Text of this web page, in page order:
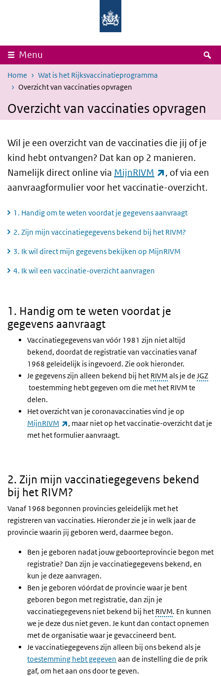
Overslaan en naar de inhoud gaan
Menu
Home
Wat is het Rijksvaccinatieprogramma
Overzicht van vaccinaties opvragen
Overzicht van vaccinaties opvragen
Wil je een overzicht van de vaccinaties die jij of je
kind hebt ontvangen? Dat kan op 2 manieren.
Namelijk direct online via MijnRIVM (externe link)
, of via een
aanvraagformulier voor het vaccinatie-overzicht.
1. Handig om te weten voordat je gegevens aanvraagt
2. Zijn mijn vaccinatiegegevens bekend bij het RIVM?
3. Ik wil direct mijn gegevens bekijken op MijnRIVM
4. Ik wil een vaccinatie-overzicht aanvragen
1. Handig om te weten voordat je
gegevens aanvraagt
Vaccinatiegegevens van vóór 1981 zijn niet altijd
bekend, doordat de registratie van vaccinaties vanaf
1968 geleidelijk is ingevoerd. Zie ook hieronder.
Je gegevens zijn alleen bekend bij het RIVM als je de JGZ
toestemming hebt gegeven om die met het RIVM te
delen.
Het overzicht van je coronavaccinaties vind je op
MijnRIVM
(externe link)
, maar niet op het vaccinatie-overzicht dat je
met het formulier aanvraagt.
2. Zijn mijn vaccinatiegegevens bekend
bij het RIVM?
Vanaf 1968 begonnen provincies geleidelijk met het
registreren van vaccinaties. Hieronder zie je in welk jaar de
provincie waarin jij geboren werd, daarmee begon.
Ben je geboren nadat jouw geboorteprovincie begon met
registratie? Dan zijn je vaccinatiegegevens bekend, en
kun je deze aanvragen.
Ben je geboren vóórdat de provincie waar je bent
geboren begon met registratie, dan zijn je
vaccinatiegegevens niet bekend bij het RIVM. En kunnen
we je deze dus niet geven. Je kunt dan contact opnemen
met de organisatie waar je gevaccineerd bent.
Je vaccinatiegegevens zijn alleen bij ons bekend als je
toestemming hebt gegeven aan de instelling die de prik
gaf, om het aan ons door te geven.